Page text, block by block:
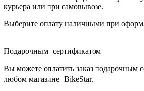
курьера или при самовывозе.
Выберите оплату наличными при
Подарочным сертификатом
Вы можете оплатить заказ подарочным
любом магазине BikeStar.